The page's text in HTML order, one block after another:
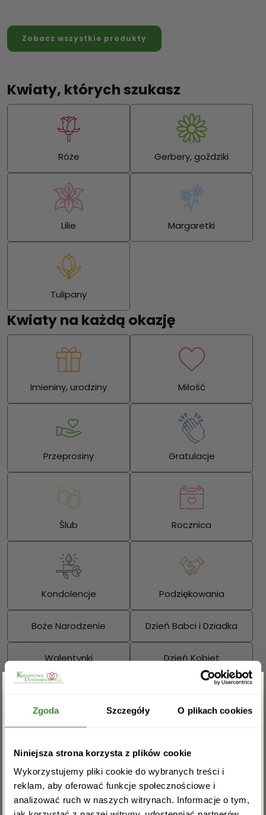
Zgoda Szczegóły O plikach cookies
Niniejsza strona korzysta z plików cookie
Wykorzystujemy pliki cookie do wybranych treści i
reklam, aby oferować funkcje społecznościowe i
analizować ruch w naszych witrynach. Informacje o tym,
Zobacz wszystkie produkty
Kwiaty, których szukasz
Róże Gerbery, goździki
Lilie Margaretki
Tulipany
Kwiaty na każdą okazję
Imieniny, urodziny Miłość
Przeprosiny Gratulacje
Ślub Rocznica
Kondolencje Podziękowania
Boże Narodzenie Dzień Babci i Dziadka
Walentynki Dzień Kobiet
Dzień Mamy
Sprawdź również:
Zgarnij rabat -5%
Zapisz się do newslettera i zgarnij
rabat na pierwsze zakupy!